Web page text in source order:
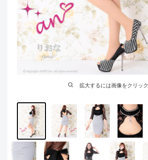
拡大するには画像をクリック